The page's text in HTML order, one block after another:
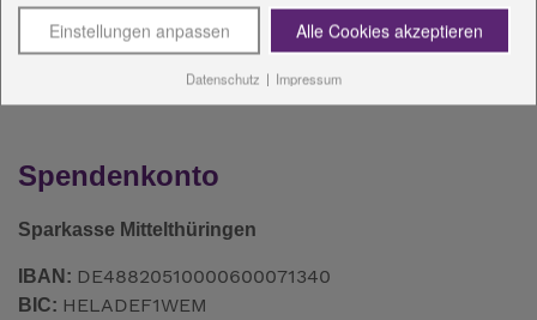
Spendenkonto
Sparkasse Mittelthüringen
IBAN: DE48820510000600071340
BIC: HELADEF1WEM
Einstellungen anpassen Alle Cookies akzeptieren
Datenschutz | Impressum